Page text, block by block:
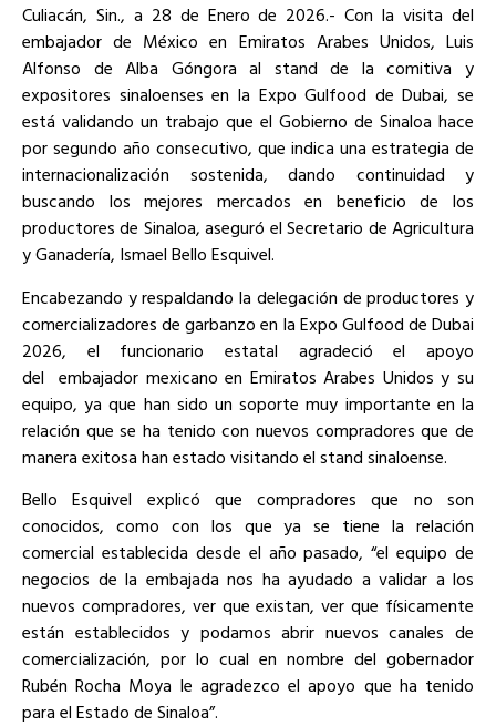
Culiacán, Sin., a 28 de Enero de 2026.- Con la visita del
embajador de México en Emiratos Arabes Unidos, Luis
Alfonso de Alba Góngora al stand de la comitiva y
expositores sinaloenses en la Expo Gulfood de Dubai, se
está validando un trabajo que el Gobierno de Sinaloa hace
por segundo año consecutivo, que indica una estrategia de
internacionalización sostenida, dando continuidad y
buscando los mejores mercados en beneficio de los
productores de Sinaloa, aseguró el Secretario de Agricultura
y Ganadería, Ismael Bello Esquivel.
Encabezando y respaldando la delegación de productores y
comercializadores de garbanzo en la Expo Gulfood de Dubai
2026, el funcionario estatal agradeció el apoyo
del embajador mexicano en Emiratos Arabes Unidos y su
equipo, ya que han sido un soporte muy importante en la
relación que se ha tenido con nuevos compradores que de
manera exitosa han estado visitando el stand sinaloense.
Bello Esquivel explicó que compradores que no son
conocidos, como con los que ya se tiene la relación
comercial establecida desde el año pasado, “el equipo de
negocios de la embajada nos ha ayudado a validar a los
nuevos compradores, ver que existan, ver que físicamente
están establecidos y podamos abrir nuevos canales de
comercialización, por lo cual en nombre del gobernador
Rubén Rocha Moya le agradezco el apoyo que ha tenido
para el Estado de Sinaloa”.